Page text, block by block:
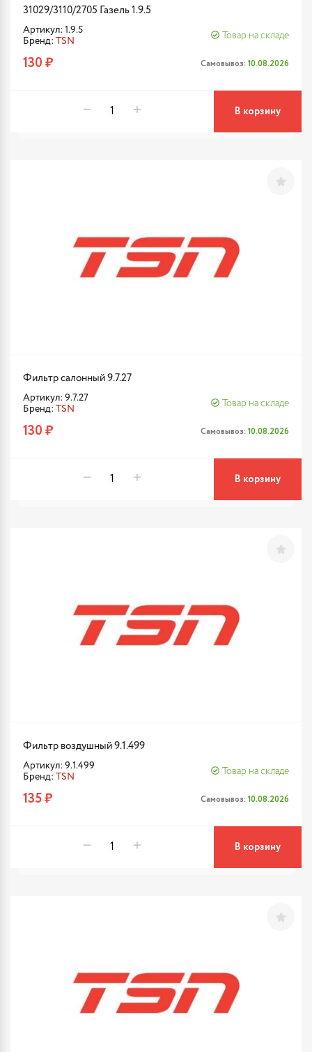
31029/3110/2705 Газель 1.9.5
Артикул: 1.9.5
Бренд: TSN
Товар на складе
130 ₽ Самовывоз: 10.08.2026
В корзину
Фильтр салонный 9.7.27
Артикул: 9.7.27
Бренд: TSN
Товар на складе
130 ₽ Самовывоз: 10.08.2026
В корзину
Фильтр воздушный 9.1.499
Артикул: 9.1.499
Бренд: TSN
Товар на складе
135 ₽ Самовывоз: 10.08.2026
В корзину